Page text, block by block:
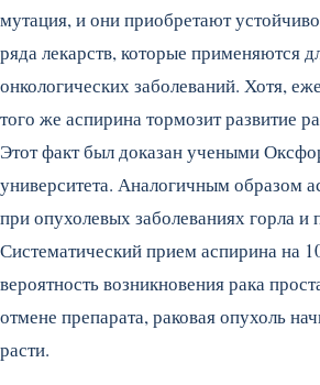
мутация, и они приобретают
ряда лекарств, которые применяются
онкологических заболеваний. Хотя,
того же аспирина тормозит развитие
Этот факт был доказан учеными
университета. Аналогичным образом
при опухолевых заболеваниях горла и
Систематический прием аспирина на
вероятность возникновения рака
отмене препарата, раковая опухоль
расти.